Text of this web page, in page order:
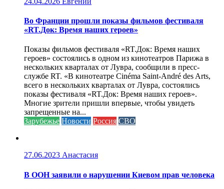
Во Франции прошли показы фильмов фестиваля
«RT.Док: Время наших героев»
Показы фильмов фестиваля «RT.Док: Время наших
героев» состоялись в одном из кинотеатров Парижа в
нескольких кварталах от Лувра, сообщили в пресс-
службе RT. «В кинотеатре Cinéma Saint-André des Arts,
всего в нескольких кварталах от Лувра, состоялись
показы фестиваля «RT.Док: Время наших героев».
Многие зрители пришли впервые, чтобы увидеть
запрещенные на...
Зарубежье Новости Россия СВО
27.06.2023 Анастасия
В ООН заявили о нарушении Киевом прав человека